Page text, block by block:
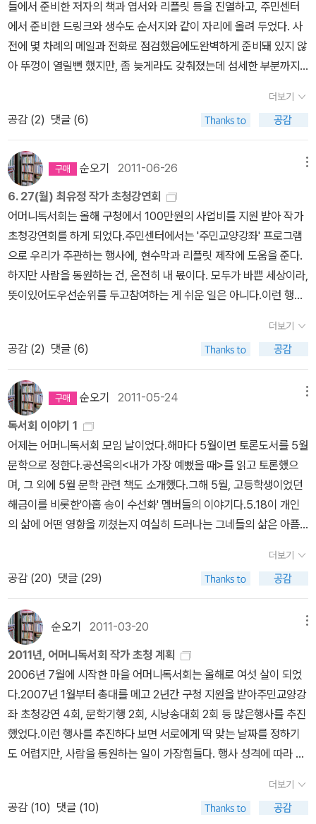
길]등이 함께 수록되어 있다. 내용을 살펴보면, 꿈과 희망을 주는 환
상적인 동화보다는, 지금의 현실을 슬기롭게 극복하거나 자기 나름의
방식대로 살아가는 아이들의 모습이 더 많다. 가족간의 문제, 교우관
계를 비롯하여 자신이 하고 싶은 것과 해야 하는 것 사이에서 방황할
수 밖에 없는 아이들의 모습을 보면서 한편으로는 아쉬움을 많이 느
꼈다. 지나치게 현실주의적인 이야기소재들이 과연 아이들이 원하는
해본다. 재미와 즐거움을 위한 이야기도 많이 나왔으면 하는 바람을
가져본다.
실린 페이지를 펼쳐 드리고 시인의 목소리로 들려달라 요청했더니'와
아~ 제 책을 저보다 잘 압니다!' 하면서 살짝 감동하셨다. 다시 읽은
보람이 있었다는 자뻑! ㅋㅋ일기 쓰기 싫은 아이들 마음이 고스란히
담겨 공감하고 감정이입이 되는 시였다.^^ '판타지 <잊지마 살곳미
로> 를 중심으로 진짜 어른이 된다는 것'을 주제로 작가님 작품 속 '선
과 악' 캐릭터 이야기에 빨려들며 50분 강연이 후딱 지났다. 나이
양한 질문에 밝은 미소로 솔직하게 답해주셨다. '나이가 몇 살이에
요?' --6*년생이니까 4*살 '책 쓰는데 안 힘들어요?' --책을 엉덩
이로 쓴다고 하죠, 힘들어요! '동화 쓸 때 무슨 생각을 하세요?' --어
릴 때 내가 무얼 했지? 중고등 학교 때는? 어릴 적 생각을 많이 한
다.'어릴 때 꿈은 뭐였어요?' --로봇 조종사가 되고 싶었는데 자주 바
뀌었다. '한 달 수입은 얼마나 돼요?' --한 달 단위로 말할 순 없고, 연
봉으로 치면 여러분 부모님보다 많을 수도 있고 적을 수도...^^ '왜, 작
가가 됐어요?' --학교 때 선생님이 '너 작가 되면 좋겠다'고 하셔서
뽑으라면 '잊지 마, 살곳미로'! '추천하고 싶은 책은요?'--다 추천하고
싶지만, 3~4학년에겐 '난 너무 잘났어' '애정이 가는 작품은?' --청
소년소설 '달리 GO' '좋아하는 작가는 누구예요?' --내가 제일 좋다.
ㅋㅋㅋ '진짜 어른은 어떤 사람이예요?' --두려움에 지지 않는 사
람 '처음 책을 만들었을 때의 기분은?' --말로 할 수 없는 기분, 내 책
을 읽고 있는 독자를 보면 정말 좋다. '시를 쓰다 동화로 바꾼 이유
는?' --시 ->드라마 -> 여러가지 다 했는데, 안오일 작가가 동화를
쓰라고 권유했다. '글 쓸때 주제를 먼저 생각하나, 글감을 먼저 생각하
나요?' --주제부터 정하고, 이야기를 풀어놓는다. '동화를 진즉 쓸 걸
그랬다는 말은 무슨 의미인가?' --아이들이 이해할 수 있는 쉬운 말
로 깊은 메세지를 전하기 때문에 어려운 말로 멋지게 쓸려고 폼잡지
배우자 선택의 기준은?' --문학적인 대화가 통하는 사람, 글쓰다 포기
한 사람이면 좋겠다 생각했는데, 글을 쓰다 포기한 사람은 아니다.^
^ 어른들은 궁금해도 물어보지 못하는 것들을 아이들은 거침없이 질
문했다. 그래서 아이들이 순수하다 싶으면서도 현실적인 어른들의 모
습이 투사된 듯...^^이병승 작가님 책 18권을 읽었는데, 읽기 좋은 나
이대로 분류하자면 그림책 <내가 아빠고 아빠가 나라면>은 유치부
또래부터 볼 수 있고 초등저학년들은 초등고학년들은 청소년
이상 어른들이 보면 좋을 책들 강연회와 그 이후가 궁금하다
면...... 아래 접힌 부분 클릭! 접힌 부분 펼치기 ▼ 주민센터 입구 게
시판 앞에 현수막이 먼저 반겨줍니다, 이병승 작가님과 안오일 작가
님이 택시에서 내리니 눈에 착 들어왔다는 현수막입니다~ ^^강연회
장 뒤에 작가의 책 19권과 푸른책들과 양철북이 제공한 자료도 펼쳐
들에서 준비한 저자의 책과 엽서와 리플릿 등을 진열하고, 주민센터
에서 준비한 드링크와 생수도 순서지와 같이 자리에 올려 두었다. 사
전에 몇 차례의 메일과 전화로 점검했음에도완벽하게 준비돼 있지 않
아 뚜껑이 열릴뻔 했지만, 좀 늦게라도 갖춰졌는데 섬세한 부분까지
에서 태어났으며, 전남대학교에서 임산가공학을 공부했다. 2007년
중편동화 「친구」로 제5회 푸른문학상 ‘새로운 작가상’을 수상하며 작
품 활동을 시작해, 이듬해 장편동화 『나는 진짜 나일까』로 제6회 푸
른문학상 ‘미래의 작가상’을 잇따라 수상하는 저력을 보여 주었다.
『아버지, 나의 아버지』는 위탁가정에 맡겨진 열여섯 살 연수가 자신
의 친아버지를 찾아 떠나는 여정을 통해 아버지가 자신을 얼마나 사
랑했는지를 깨닫고, 진정한 자아 정체성을 정립하게 되는 과정을 밀
도 있게 그린 청소년소설이다. 지은 책으로 『나는 진짜 나일까』, 『숨
은 친구 찾기』, 『아버지, 나의 아버지』 등이 있다.어머니독서회 행사
지만 '주민교양강좌'라는 이름으로 진행되기 때문에, 국민의례를 비롯
한 동장님 인사말씀과 지역위원의 축사까지 짧은 1부 순서가 있었다.
우리 회원이 10명 참석했고,이웃 초.중.고 독서회와 구립도서관 식구
들이18명으로 관계자까지 합치면 모두 34명이 참여했지만, 회의실
2부 순서~미모가 삐어난 사람은 어디를 가도 눈에 띄고 호감을 줄 수
있다. 최유정 작가도 빠지지 않는 미모에 솔직하고 터프한 언어구사
로 참석자들을 웃게 했다. <아버지, 나의 아버지>는위탁가정의 연수
가 친아버지를 찾아가는 여정을 그린 것으로, 실제 생후 11개월에 입
양해 현재초등 6학년이 된 딸을 키우며 겪은 이야기는 많은 이들의
고개를 끄덕이게 했다.배 아파서 낳은 고등학생 아들이나 가슴으로
낳은 딸을 키우며 엄마로서 겪는 감정은 똑같은데, 성장기 청소년의
공통적인특성을 보면서도 주위 사람들은 입양아이기 때문이라는 편
을 미워하고 다음에 만나기 싫어질까봐, 집에 와서 식구들에게 거친
말을 쏟아내며 속을 풀기도 한다고...딸이 여섯 살이 되었을 때 입양사
실을 알렸고, 아이는 자연스럽게 생모와 생부가 어떤 분들이었을까
궁금해한다고 한다. 어렸을땐 아빠의 갤로퍼보다 더 좋은 차를 갖고
있을거라고 말했고, 생부 생모의 유전자 덕분에 예쁘고 늘씬하며 머
릿결도 찰랑찰랑하고 뛰어난 유연성 덕분에 발레를 배운단다. 생모가
2~3개월까지 젖을 먹였으며 충분히 사랑했지만, 키울 수 없는 형편
이라 입양시킬 수밖에 없었다고 말해주었다고. 아이가 생부와 생모를
찾고 싶을 때, 그들의 사정에 의해서 만나지 못할 수도 있다는 것을 이
해시켰다고 한다. 본인 스스로 입양아라는 걸 알고 마음의 준비를 하
면 성장해서 어느 날 갑자기 아는 것보다 충격은 크지 않을거라는 게
자들의 진지한 질문과 작가의 정성스런 답변은 저녁에 추가할게요~
더보기
공감 (2) 댓글 (6)
순오기 2011-06-26
6. 27(월) 최유정 작가 초청강연회
어머니독서회는 올해 구청에서 100만원의 사업비를 지원 받아 작가
초청강연회를 하게 되었다.주민센터에서는 '주민교양강좌' 프로그램
으로 우리가 주관하는 행사에, 현수막과 리플릿 제작에 도움을 준다.
하지만 사람을 동원하는 건, 온전히 내 몫이다. 모두가 바쁜 세상이라,
뜻이있어도우선순위를 두고참여하는 게 쉬운 일은 아니다.이런 행사
오고가야 된다.우리 회원 중에 참석할 수 있는 사람은 10여명, 회원들
이 한 명씩만 동행해도 기본 20명은 되는데... 실제로 회원들이 동원
한 수보다 내 인맥으로 동원한 수가 항상 더 많았었다.이번에는 30명
쯤 예상한다고 말했는데도, 주민센터 담당자가 리플릿에 참석인원을
50명으로 잡아 놓았다.나는 예상과 실제가 많이 다른 걸엄청 싫어하
는 성격이다.예산지원을 받는 관공서 일은 사실 참석인원도 중요하
니, 어떻게든 50명 근접하게 노력은 해봐야지.^^현수막은 제대로 제
작이 됐는지 담당자에게 문자를 보내고, 내일 오기로 약속한 모든 분
들께 확인 문자도 날려야겠다.회원들은 대부분 책을 갖고 있으니 내
일 사인 받으면 되지만,책이 없는 분들을 위해 알라딘과 출판사에 주
문해최유정 작가의 책을 준비해뒀다.출판사에서 카드와 리플릿도 많
이 지원해줘서 참석자 모두에게 기념품으로 줄 수 있어 좋다.<숨은
친구 찾기>를 이번에 구입했는데, 어제 아버님 생신을 쇠고 심야에
가는 광주대에서 진행한 이금이, 유은실 작가강연에서 만났고, 뒤풀
이 현장까지 함께 해서 친밀한 느낌이다. <아버지, 나의 아버지>가
위탁가정 이야기인데, 실제 딸을 입양해 키우는 작가의 경험이 녹아
들었을 듯. 개인적으로 입양은 엄두를 못 내지만 위탁가정엔 관심이
많다. 황선미의 <넌, 누구냐>도 위탁가정 이야기다. 내일은 광주지역
위탁가정협회 담당자까지 초청해 사업설명을 듣기로 했다.강연회에
참석하는 분 중에아이를 입양해 키우는 분도 있고,나처럼 위탁가정에
관심있는 분도 있어 도움이 될 듯...>> 접힌 부분 펼치기 >> << 펼친
더보기
공감 (2) 댓글 (6)
순오기 2011-05-24
독서회 이야기 1
어제는 어머니독서회 모임 날이었다.해마다 5월이면 토론도서를 5월
문학으로 정한다.공선옥의<내가 가장 예뻤을 때>를 읽고 토론했으
며, 그 외에 5월 문학 관련 책도 소개했다.그해 5월, 고등학생이었던
해금이를 비롯한'아홉 송이 수선화' 멤버들의 이야기다.5.18이 개인
의 삶에 어떤 영향을 끼쳤는지 여실히 드러나는 그네들의 삶은 아픔
의식을 가져야 했던 그들은,우리와 다른 딴 나라에서 살았던 것일
까?'세상 사람들은 왜 아무렇지 않지? 아무렇지 않은 것이 나는 너무
이상해. 혹시 무슨 일이 있는 게 아닐까? 혹시 말이야 우리나라 사람
들이 먹는 물에 뭐든지 빨리 잊어먹게 하는 약이 섞여 있는 게 아닐
까? 아니면 누군가 공기 중에 누가 죽었든지 말든지 상관하지 않고
살아가도 아무렇지 않을 수 있는 약품을 살포한 것은 아닐까? 나는
사람들이 아무렇지 않게 밥먹고 웃고 결혼하고 사랑하고 애 낳고 그
러는 게 이상해..... '(76쪽)'미안해. 수경아. 미안해. 화내서 미안하고,
웃어서 미안하고, 밥 잘 먹고, 잠 잘 자서 미안해.....''왜, 왜. 니가 미안
한 건데? 미안해하지 않아도 될 사람이 미안하다고 하는 건데? 진짜
미안해야 할 사람들은 가만있는데에. 왜, 왜 그러는 건데에. 내가 말했
잖아, 난 단지 이상할 뿐이라고. 이상하고 이상해서 숨쉬기가 힘들 뿐
이야. 나도 숨을 크게 쉬며 살고 싶은데 그게 잘 되지 않아. 숨을 크게
더보기
공감 (20) 댓글 (29)
순오기 2011-03-20
2011년, 어머니독서회 작가 초청 계획
2006년 7월에 시작한 마을 어머니독서회는 올해로 여섯 살이 되었
다.2007년 1월부터 총대를 메고 2년간 구청 지원을 받아주민교양강
좌 초청강연 4회, 문학기행 2회, 시낭송대회 2회 등 많은행사를 추진
했었다.이런 행사를 추진하다 보면 서로에게 딱 맞는 날짜를 정하기
도 어렵지만, 사람을 동원하는 일이 가장힘들다. 행사 성격에 따라 최
을 하고 나니 넌덜머리가 나더라는... 그래서 2009년과 2010년은
구청 지원을 받지 않았다.덕분에 행사를 갖지 않고 회원들끼리 책만
더보기
공감 (10) 댓글 (10)